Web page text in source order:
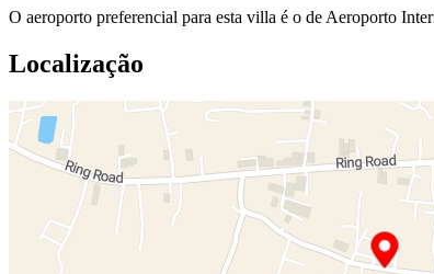
O aeroporto preferencial para esta villa é o de Aeroporto
Localização